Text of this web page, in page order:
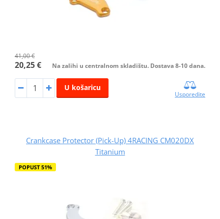
41,00 €
20,25 € Na zalihi u centralnom skladištu. Dostava 8-10 dana.
U košaricu
Usporedite
Crankcase Protector (Pick-Up) 4RACING CM020DX
Titanium
POPUST 51%